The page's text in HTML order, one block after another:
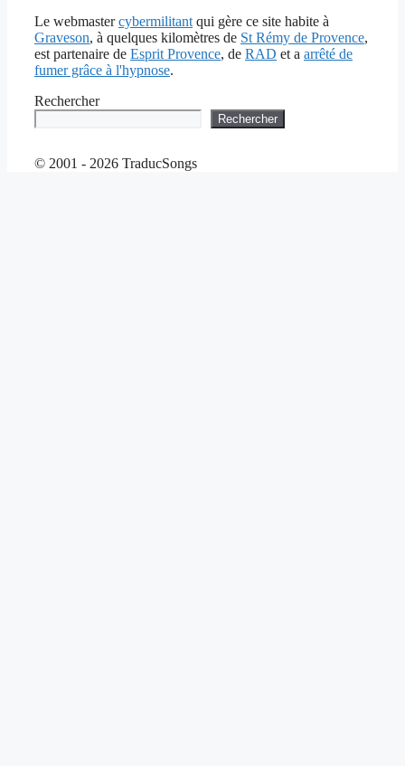
Le webmastercybermilitant qui gère ce site habite à
Graveson, à quelques kilomètres de St Rémy de Provence,
est partenaire de Esprit Provence, de RAD et a arrêté de
fumer grâce à l'hypnose.
Rechercher
Rechercher
© 2001 - 2026 TraducSongs